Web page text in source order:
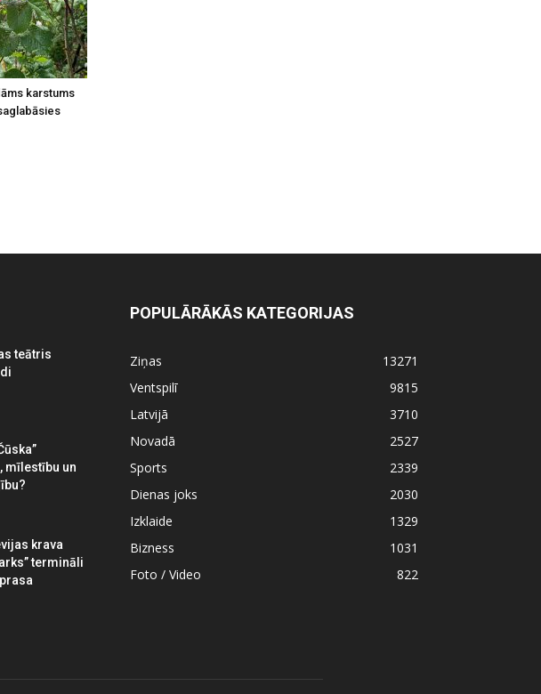
karstums
teātris
mīlestību un
krava
termināli
POPULĀRĀKĀS KATEGORIJAS
Ziņas
13271
Ventspilī
9815
Latvijā
3710
Novadā
2527
Sports
2339
Dienas joks
2030
Izklaide
1329
Bizness
1031
Foto / Video
822